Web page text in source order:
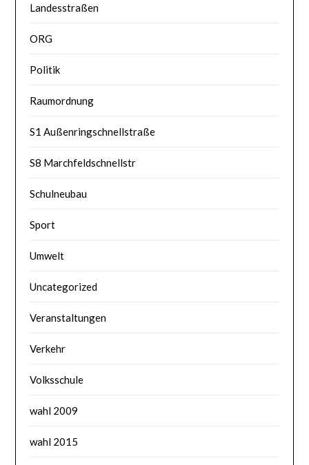
Landesstraßen
ORG
Politik
Raumordnung
S1 Außenringschnellstraße
S8 Marchfeldschnellstr
Schulneubau
Sport
Umwelt
Uncategorized
Veranstaltungen
Verkehr
Volksschule
wahl 2009
wahl 2015